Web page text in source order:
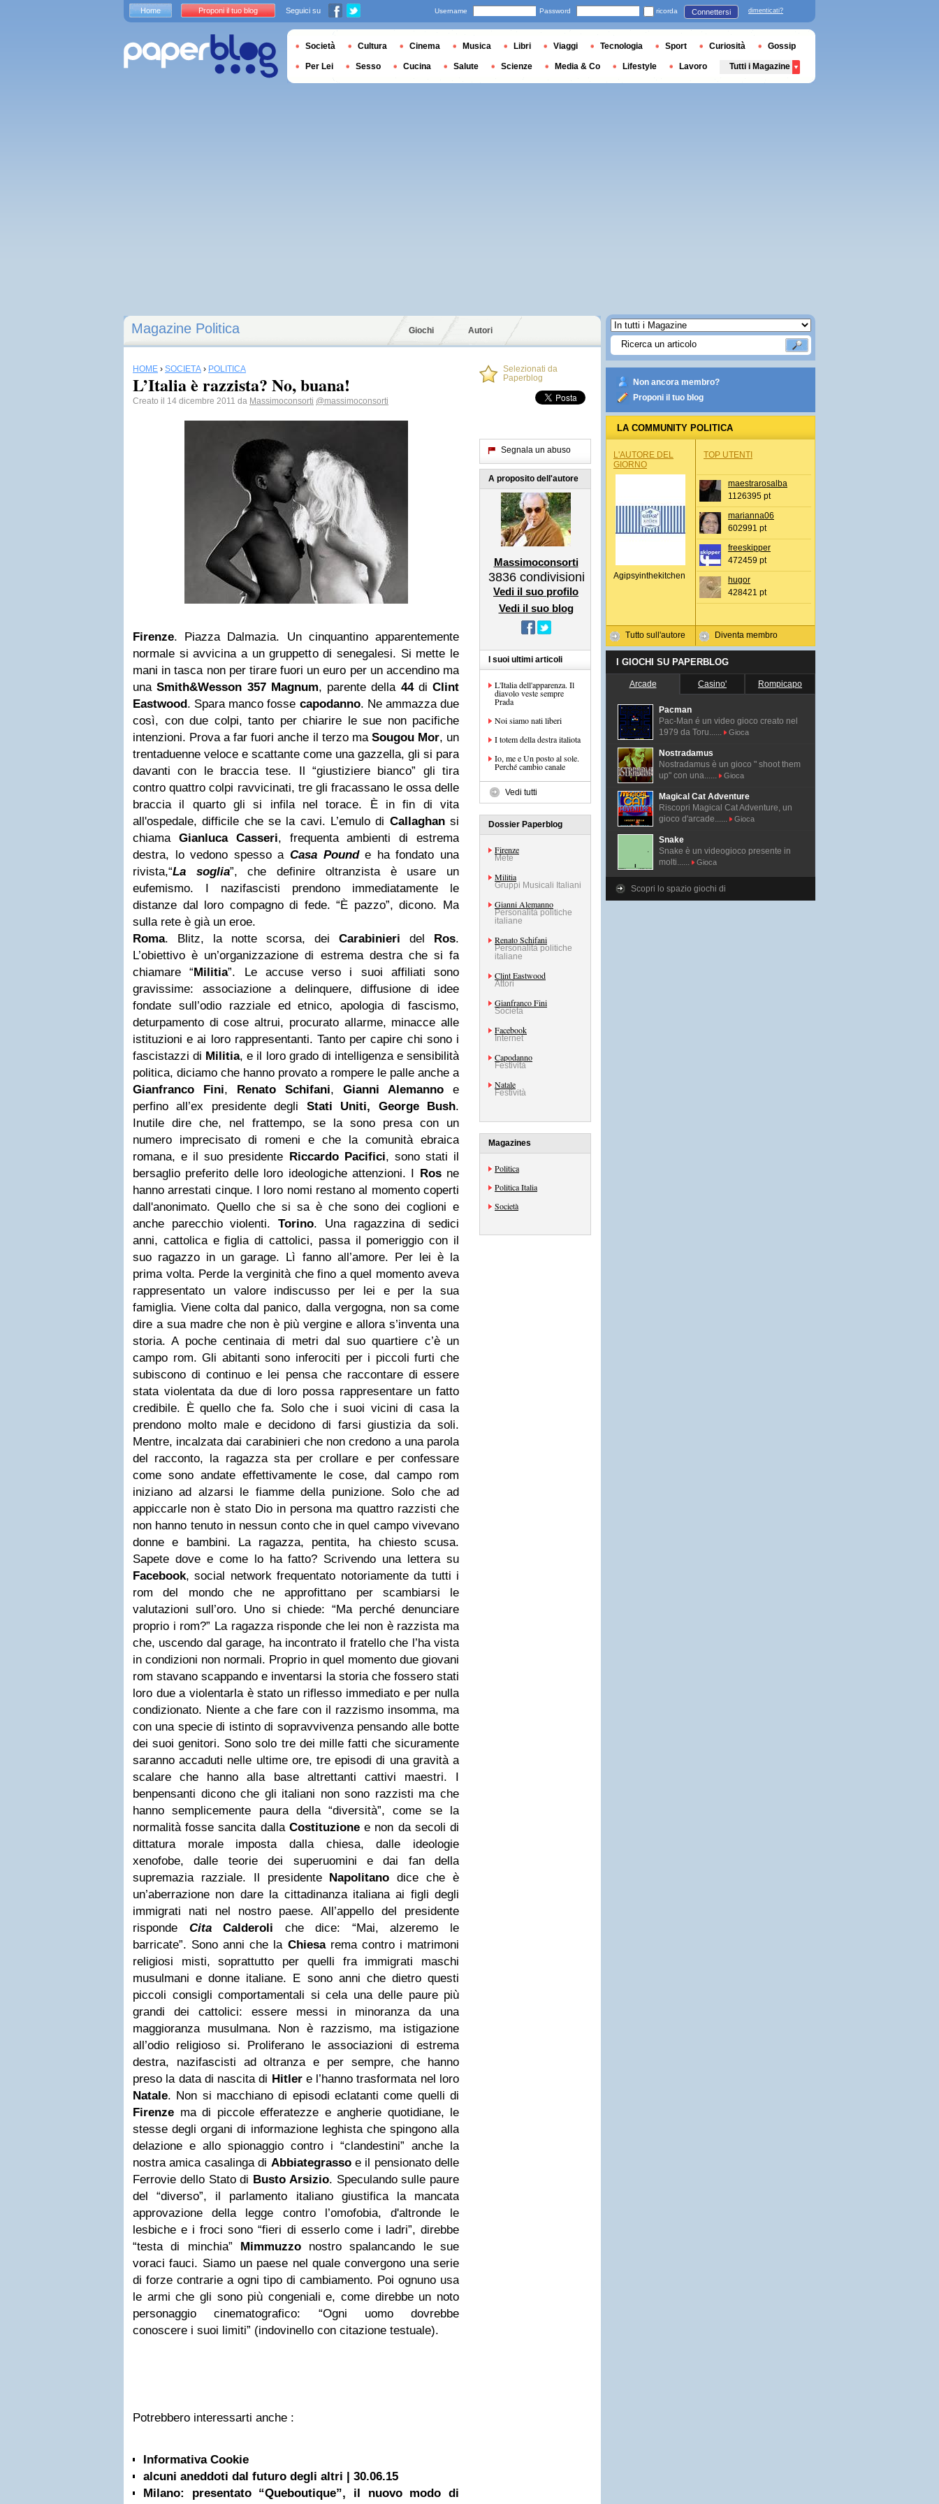
Magazine Politica Giochi Autori
HOME › SOCIETÀ › POLITICA
L’Italia è razzista? No, buana!
Creato il 14 dicembre 2011 da Massimoconsorti @massimoconsorti
Firenze. Piazza Dalmazia. Un cinquantino apparentemente
normale si avvicina a un gruppetto di senegalesi. Si mette le
mani in tasca non per tirare fuori un euro per un accendino ma
unaSmith&Wesson 357 Magnum, parente della 44di Clint
Eastwood. Spara manco fosse capodanno. Ne ammazza due
così, con due colpi, tanto per chiarire le sue non pacifiche
intenzioni. Prova a far fuori anche il terzo ma Sougou Mor, un
trentaduenne veloce e scattante come una gazzella, gli si para
davanti con le braccia tese. Il “giustiziere bianco” gli tira
contro quattro colpi ravvicinati, tre gli fracassano le ossa delle
braccia il quarto gli si infila nel torace. È in fin di vita
all'ospedale, difficile che se la cavi. L’emulo di Callaghansi
chiama Gianluca Casseri, frequenta ambienti di estrema
destra, lo vedono spesso a Casa Pounde ha fondato una
rivista,“La soglia”, che definire oltranzista è usare un
eufemismo. I nazifascisti prendono immediatamente le
distanze dal loro compagno di fede. “È pazzo”, dicono. Ma
sulla rete è già un eroe.
Roma. Blitz, la notte scorsa, dei Carabinieri del Ros.
L’obiettivo è un’organizzazione di estrema destra che si fa
chiamare “Militia”. Le accuse verso i suoi affiliati sono
gravissime: associazione a delinquere, diffusione di idee
fondate sull’odio razziale ed etnico, apologia di fascismo,
deturpamento di cose altrui, procurato allarme, minacce alle
istituzioni e ai loro rappresentanti. Tanto per capire chi sono i
fascistazzi di Militia, e il loro grado di intelligenza e sensibilità
politica, diciamo che hanno provato a rompere le palle anche a
Gianfranco Fini, Renato Schifani, Gianni Alemanno e
perfino all’ex presidente degli Stati Uniti, George Bush.
Inutile dire che, nel frattempo, se la sono presa con un
numero imprecisato di romeni e che la comunità ebraica
romana, e il suo presidente Riccardo Pacifici, sono stati il
bersaglio preferito delle loro ideologiche attenzioni. I Rosne
hanno arrestati cinque. I loro nomi restano al momento coperti
dall'anonimato. Quello che si sa è che sono dei coglioni e
anche parecchio violenti.Torino. Una ragazzina di sedici
anni, cattolica e figlia di cattolici, passa il pomeriggio con il
suo ragazzo in un garage. Lì fanno all’amore. Per lei è la
prima volta. Perde la verginità che fino a quel momento aveva
rappresentato un valore indiscusso per lei e per la sua
famiglia. Viene colta dal panico, dalla vergogna, non sa come
dire a sua madre che non è più vergine e allora s’inventa una
storia. A poche centinaia di metri dal suo quartiere c’è un
campo rom. Gli abitanti sono inferociti per i piccoli furti che
subiscono di continuo e lei pensa che raccontare di essere
stata violentata da due di loro possa rappresentare un fatto
credibile. È quello che fa. Solo che i suoi vicini di casa la
prendono molto male e decidono di farsi giustizia da soli.
Mentre, incalzata dai carabinieri che non credono a una parola
del racconto, la ragazza sta per crollare e per confessare
come sono andate effettivamente le cose, dal campo rom
iniziano ad alzarsi le fiamme della punizione. Solo che ad
appiccarle non è stato Dio in persona ma quattro razzisti che
non hanno tenuto in nessun conto che in quel campo vivevano
donne e bambini. La ragazza, pentita, ha chiesto scusa.
Sapete dove e come lo ha fatto? Scrivendo una lettera su
Facebook, social network frequentato notoriamente da tutti i
rom del mondo che ne approfittano per scambiarsi le
valutazioni sull’oro. Uno si chiede: “Ma perché denunciare
proprio i rom?” La ragazza risponde che lei non è razzista ma
che, uscendo dal garage, ha incontrato il fratello che l’ha vista
in condizioni non normali. Proprio in quel momento due giovani
rom stavano scappando e inventarsi la storia che fossero stati
loro due a violentarla è stato un riflesso immediato e per nulla
condizionato. Niente a che fare con il razzismo insomma, ma
con una specie di istinto di sopravvivenza pensando alle botte
dei suoi genitori. Sono solo tre dei mille fatti che sicuramente
saranno accaduti nelle ultime ore, tre episodi di una gravità a
scalare che hanno alla base altrettanti cattivi maestri. I
benpensanti dicono che gli italiani non sono razzisti ma che
hanno semplicemente paura della “diversità”, come se la
normalità fosse sancita dalla Costituzionee non da secoli di
dittatura morale imposta dalla chiesa, dalle ideologie
xenofobe, dalle teorie dei superuomini e dai fan della
supremazia razziale. Il presidente Napolitano dice che è
un’aberrazione non dare la cittadinanza italiana ai figli degli
immigrati nati nel nostro paese. All’appello del presidente
risponde Cita Calderoli che dice: “Mai, alzeremo le
barricate”. Sono anni che la Chiesarema contro i matrimoni
religiosi misti, soprattutto per quelli fra immigrati maschi
musulmani e donne italiane. E sono anni che dietro questi
piccoli consigli comportamentali si cela una delle paure più
grandi dei cattolici: essere messi in minoranza da una
maggioranza musulmana. Non è razzismo, ma istigazione
all’odio religioso si. Proliferano le associazioni di estrema
destra, nazifascisti ad oltranza e per sempre, che hanno
preso la data di nascita di Hitlere l’hanno trasformata nel loro
Natale. Non si macchiano di episodi eclatanti come quelli di
Firenze ma di piccole efferatezze e angherie quotidiane, le
stesse degli organi di informazione leghista che spingono alla
delazione e allo spionaggio contro i “clandestini” anche la
nostra amica casalinga di Abbiategrassoe il pensionato delle
Ferrovie dello Stato di Busto Arsizio. Speculando sulle paure
del “diverso”, il parlamento italiano giustifica la mancata
approvazione della legge contro l’omofobia, d'altronde le
lesbiche e i froci sono “fieri di esserlo come i ladri”, direbbe
“testa di minchia” Mimmuzzonostro spalancando le sue
voraci fauci. Siamo un paese nel quale convergono una serie
di forze contrarie a ogni tipo di cambiamento. Poi ognuno usa
le armi che gli sono più congeniali e, come direbbe un noto
personaggio cinematografico: “Ogni uomo dovrebbe
conoscere i suoi limiti” (indovinello con citazione testuale).
Potrebbero interessarti anche :
Informativa Cookie
alcuni aneddoti dal futuro degli altri | 30.06.15
Milano: presentato “Queboutique”, il nuovo modo di
Selezionati da
Paperblog
Segnala un abuso
A proposito dell'autore
Massimoconsorti
3836 condivisioni
Vedi il suo profilo
Vedi il suo blog
I suoi ultimi articoli
L'Italia dell'apparenza. Il
diavolo veste sempre
Prada
Noi siamo nati liberi
I totem della destra italiota
Io, me e Un posto al sole.
Perché cambio canale
Vedi tutti
Dossier Paperblog
Firenze
Mete
Militia
Gruppi Musicali Italiani
Gianni Alemanno
Personalità politiche
italiane
Renato Schifani
Personalità politiche
italiane
Clint Eastwood
Attori
Gianfranco Fini
Società
Facebook
Internet
Capodanno
Festività
Natale
Festività
Magazines
Politica
Politica Italia
Società
Non ancora membro?
Proponi il tuo blog
LA COMMUNITY POLITICA
L'AUTORE DEL
GIORNO
Agipsyinthekitchen
Tutto sull'autore
TOP UTENTI
maestrarosalba
1126395 pt
marianna06
602991 pt
freeskipper
472459 pt
hugor
428421 pt
Diventa membro
I GIOCHI SU PAPERBLOG
Arcade Casino' Rompicapo
Pacman
Pac-Man é un video gioco creato nel
1979 da Toru......
Gioca
Nostradamus
Nostradamus è un gioco " shoot them
up" con una......
Gioca
Magical Cat Adventure
Riscopri Magical Cat Adventure, un
gioco d'arcade......
Gioca
Snake
Snake è un videogioco presente in
molti......
Gioca
Scopri lo spazio giochi di
Home Proponi il tuo blog Seguici su Username Password ricorda Connettersi dimenticati?
Società Cultura Cinema Musica Libri Viaggi Tecnologia Sport Curiosità Gossip
Per Lei Sesso Cucina Salute Scienze Media & Co Lifestyle Lavoro Tutti i Magazine